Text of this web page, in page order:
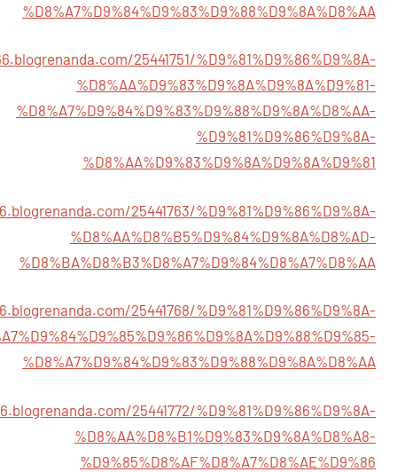
%D8%A7%D9%84%D9%83%D9%88%D9%8A%D8%AA
25441751/%D9%81%D9%86%D9%8A-
%D8%AA%D9%83%D9%8A%D9%8A%D9%81-
%D8%A7%D9%84%D9%83%D9%88%D9%8A%D8%AA-
%D9%81%D9%86%D9%8A-
%D8%AA%D9%83%D9%8A%D9%8A%D9%81
25441763/%D9%81%D9%86%D9%8A-
%D8%AA%D8%B5%D9%84%D9%8A%D8%AD-
%D8%BA%D8%B3%D8%A7%D9%84%D8%A7%D8%AA
25441768/%D9%81%D9%86%D9%8A-
%D8%A7%D9%84%D9%83%D9%88%D9%8A%D8%AA
25441772/%D9%81%D9%86%D9%8A-
%D8%AA%D8%B1%D9%83%D9%8A%D8%A8-
%D9%85%D8%AF%D8%A7%D8%AE%D9%86